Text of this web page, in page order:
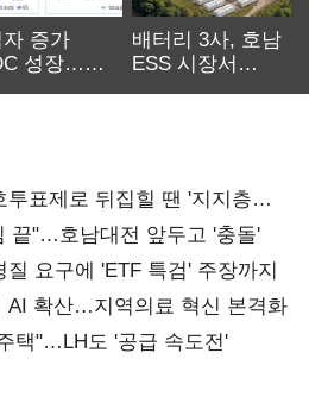
자 증가
성장…
배터리 3사, 호남
ESS 시장서
표제로 뒤집힐 땐 '지지층
끝"…호남대전 앞두고 '충돌'
요구에 'ETF 특검' 주장까지
AI 확산…지역의료 혁신 본격화
택"…LH도 '공급 속도전'